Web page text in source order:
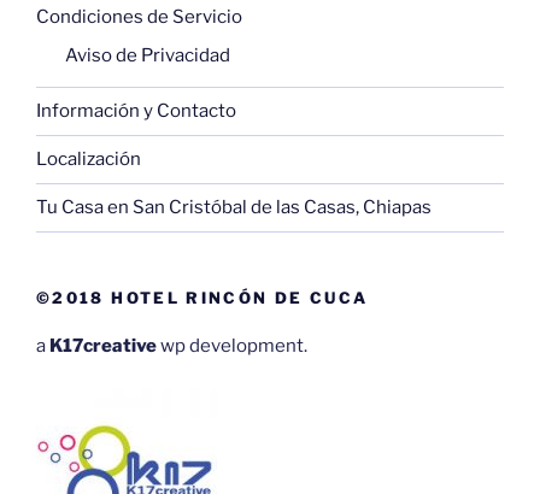
Condiciones de Servicio
Aviso de Privacidad
Información y Contacto
Localización
Tu Casa en San Cristóbal de las Casas, Chiapas
©2018 HOTEL RINCÓN DE CUCA
a K17creativewp development.